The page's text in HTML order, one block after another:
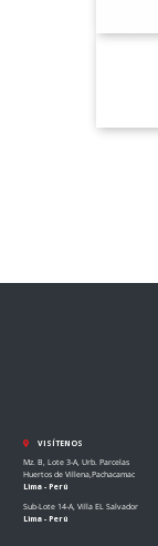
VISÍTENOS
Mz. B, Lote 3-A, Urb. Parcelas
Huertos de Villena,Pachacamac
Lima - Perú
Sub-Lote 14-A, Villa EL Salvador
Lima - Perú